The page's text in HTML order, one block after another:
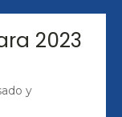
2023
y